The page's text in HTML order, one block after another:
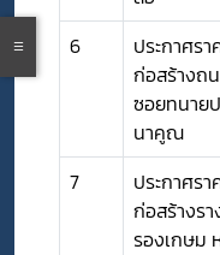
6
ประกาศร
ก่อสร้างถ
ซอยทนาย
นาคูณ
7
ประกาศร
ก่อสร้างร
รองเกษม